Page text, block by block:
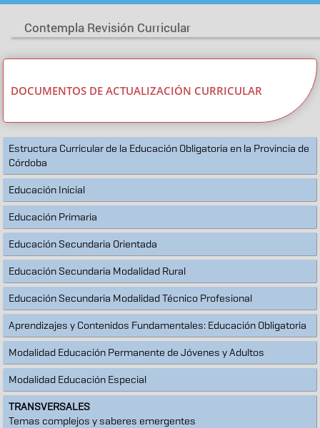
Contempla Revisión Curricular
DOCUMENTOS DE ACTUALIZACIÓN CURRICULAR
Estructura Curricular de la Educación Obligatoria en la Provincia de
Córdoba
Educación Inicial
Educación Primaria
Educación Secundaria Orientada
Educación Secundaria Modalidad Rural
Educación Secundaria Modalidad Técnico Profesional
Aprendizajes y Contenidos Fundamentales: Educación Obligatoria
Modalidad Educación Permanente de Jóvenes y Adultos
Modalidad Educación Especial
TRANSVERSALES
Temas complejos y saberes emergentes